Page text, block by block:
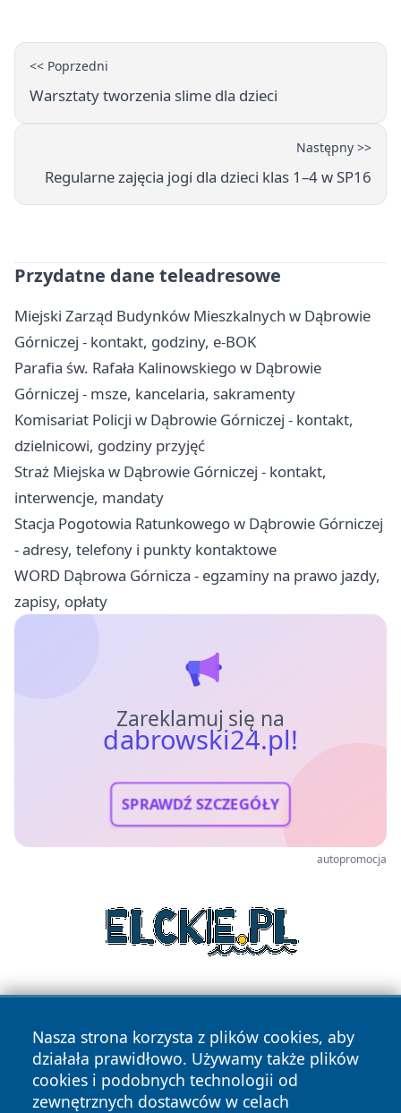
<< Poprzedni
Warsztaty tworzenia slime dla dzieci
Następny >>
Regularne zajęcia jogi dla dzieci klas 1–4 w SP16
Przydatne dane teleadresowe
Miejski Zarząd Budynków Mieszkalnych w Dąbrowie
Górniczej - kontakt, godziny, e-BOK
Parafia św. Rafała Kalinowskiego w Dąbrowie
Górniczej - msze, kancelaria, sakramenty
Komisariat Policji w Dąbrowie Górniczej - kontakt,
dzielnicowi, godziny przyjęć
Straż Miejska w Dąbrowie Górniczej - kontakt,
interwencje, mandaty
Stacja Pogotowia Ratunkowego w Dąbrowie Górniczej
- adresy, telefony i punkty kontaktowe
WORD Dąbrowa Górnicza - egzaminy na prawo jazdy,
zapisy, opłaty
Zareklamuj się na
dabrowski24.pl!
SPRAWDŹ SZCZEGÓŁY
autopromocja
Nasza strona korzysta z plików cookies, aby
działała prawidłowo. Używamy także plików
cookies i podobnych technologii od
zewnętrznych dostawców w celach
Copyright © 2026 dabrowski24.pl Wszystkie prawa